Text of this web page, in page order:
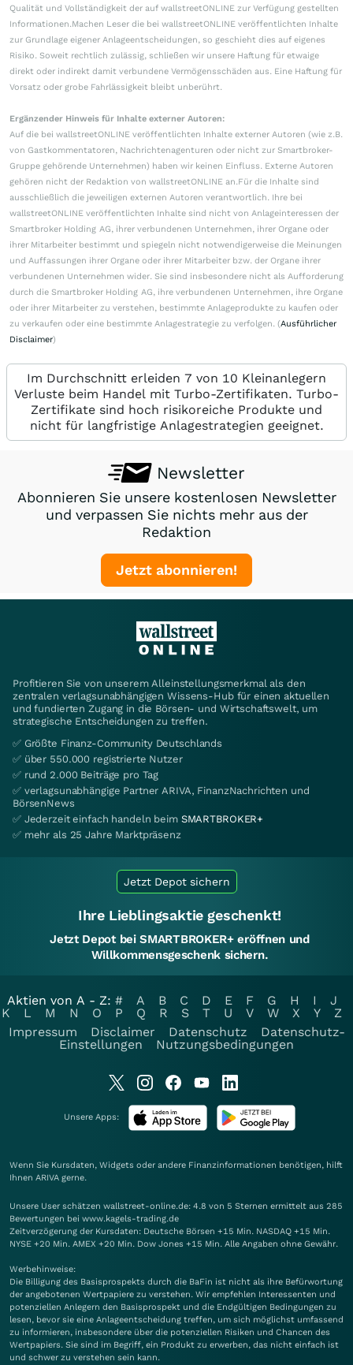
Qualität und Vollständigkeit der auf wallstreetONLINE zur Verfügung gestellten
Informationen.Machen Leser die bei wallstreetONLINE veröffentlichten Inhalte
zur Grundlage eigener Anlageentscheidungen, so geschieht dies auf eigenes
Risiko. Soweit rechtlich zulässig, schließen wir unsere Haftung für etwaige
direkt oder indirekt damit verbundene Vermögensschäden aus. Eine Haftung für
Vorsatz oder grobe Fahrlässigkeit bleibt unberührt.
Ergänzender Hinweis für Inhalte externer Autoren:
Auf die bei wallstreetONLINE veröffentlichten Inhalte externer Autoren (wie z.B.
von Gastkommentatoren, Nachrichtenagenturen oder nicht zur Smartbroker-
Gruppe gehörende Unternehmen) haben wir keinen Einfluss. Externe Autoren
gehören nicht der Redaktion von wallstreetONLINE an.Für die Inhalte sind
ausschließlich die jeweiligen externen Autoren verantwortlich. Ihre bei
wallstreetONLINE veröffentlichten Inhalte sind nicht von Anlageinteressen der
Smartbroker Holding AG, ihrer verbundenen Unternehmen, ihrer Organe oder
ihrer Mitarbeiter bestimmt und spiegeln nicht notwendigerweise die Meinungen
und Auffassungen ihrer Organe oder ihrer Mitarbeiter bzw. der Organe ihrer
verbundenen Unternehmen wider. Sie sind insbesondere nicht als Aufforderung
durch die Smartbroker Holding AG, ihre verbundenen Unternehmen, ihre Organe
oder ihrer Mitarbeiter zu verstehen, bestimmte Anlageprodukte zu kaufen oder
zu verkaufen oder eine bestimmte Anlagestrategie zu verfolgen. (Ausführlicher
Disclaimer)
Im Durchschnitt erleiden 7 von 10 Kleinanlegern
Verluste beim Handel mit Turbo-Zertifikaten. Turbo-
Zertifikate sind hoch risikoreiche Produkte und
nicht für langfristige Anlagestrategien geeignet.
Newsletter
Abonnieren Sie unsere kostenlosen Newsletter
und verpassen Sie nichts mehr aus der
Redaktion
Jetzt abonnieren!
Profitieren Sie von unserem Alleinstellungsmerkmal als den
zentralen verlagsunabhängigen Wissens-Hub für einen aktuellen
und fundierten Zugang in die Börsen- und Wirtschaftswelt, um
strategische Entscheidungen zu treffen.
✅ Größte Finanz-Community Deutschlands
✅ über 550.000 registrierte Nutzer
✅ rund 2.000 Beiträge pro Tag
✅ verlagsunabhängige Partner ARIVA, FinanzNachrichten und
BörsenNews
✅ Jederzeit einfach handeln beim SMARTBROKER+
✅ mehr als 25 Jahre Marktpräsenz
Jetzt Depot sichern
Ihre Lieblingsaktie geschenkt!
Jetzt Depot bei SMARTBROKER+ eröffnen und
Willkommensgeschenk sichern.
Aktien von A - Z: # A B C D E F G H I
J
K
L M N O P Q R S T U V W X Y
Z
Impressum
Disclaimer Datenschutz
Datenschutz-
Einstellungen
Nutzungsbedingungen
Unsere Apps:
Wenn Sie Kursdaten, Widgets oder andere Finanzinformationen benötigen, hilft
Ihnen ARIVA gerne.
Unsere User schätzen wallstreet-online.de: 4.8 von 5 Sternen ermittelt aus 285
Bewertungen bei www.kagels-trading.de
Zeitverzögerung der Kursdaten: Deutsche Börsen +15 Min. NASDAQ +15 Min.
NYSE +20 Min. AMEX +20 Min. Dow Jones +15 Min. Alle Angaben ohne Gewähr.
Werbehinweise:
Die Billigung des Basisprospekts durch die BaFin ist nicht als ihre Befürwortung
der angebotenen Wertpapiere zu verstehen. Wir empfehlen Interessenten und
potenziellen Anlegern den Basisprospekt und die Endgültigen Bedingungen zu
lesen, bevor sie eine Anlageentscheidung treffen, um sich möglichst umfassend
zu informieren, insbesondere über die potenziellen Risiken und Chancen des
Wertpapiers. Sie sind im Begriff, ein Produkt zu erwerben, das nicht einfach ist
und schwer zu verstehen sein kann.